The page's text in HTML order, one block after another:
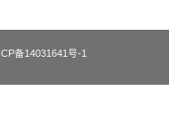
沪ICP备14031641号-1